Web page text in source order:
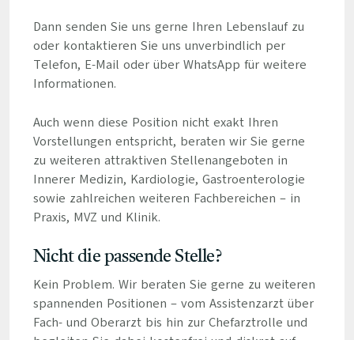
Dann senden Sie uns gerne Ihren Lebenslauf zu
oder kontaktieren Sie uns unverbindlich per
Telefon, E-Mail oder über WhatsApp für weitere
Informationen.
Auch wenn diese Position nicht exakt Ihren
Vorstellungen entspricht, beraten wir Sie gerne
zu weiteren attraktiven Stellenangeboten in
Innerer Medizin, Kardiologie, Gastroenterologie
sowie zahlreichen weiteren Fachbereichen – in
Praxis, MVZ und Klinik.
Nicht die passende Stelle?
Kein Problem. Wir beraten Sie gerne zu weiteren
spannenden Positionen – vom Assistenzarzt über
Fach- und Oberarzt bis hin zur Chefarztrolle und